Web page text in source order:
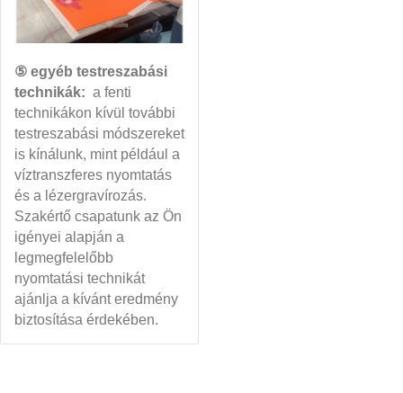
⑤ egyéb testreszabási
technikák: a fenti
technikákon kívül további
testreszabási módszereket
is kínálunk, mint például a
víztranszferes nyomtatás
és a lézergravírozás.
Szakértő csapatunk az Ön
igényei alapján a
legmegfelelőbb
nyomtatási technikát
ajánlja a kívánt eredmény
biztosítása érdekében.